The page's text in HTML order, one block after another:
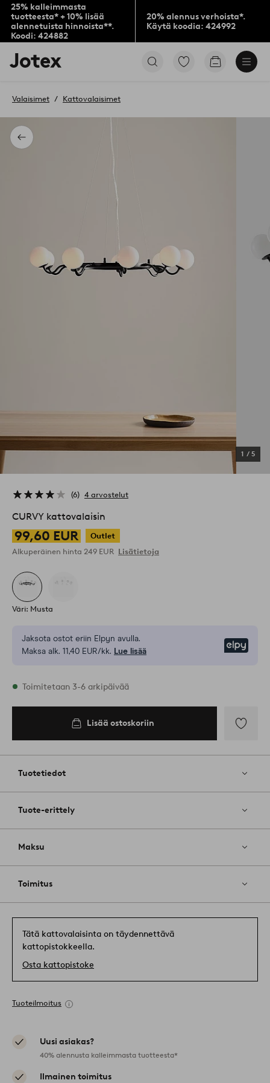
25% kalleimmasta
tuotteesta* + 10% lisää
alennetuista hinnoista**.
Koodi: 424882
20% alennus verhoista*.
Käytä koodia: 424992
Jotex-
logo
aloitussivulle
Siirry
Siirry
Takaisin
Valaisimet Kattovalaisimet
1 / 5
6 4 arvostelut
CURVY kattovalaisin
99,60 EUR
Outlet
Alkuperäinen hinta 249 EUR Lisätietoja
Väri: Musta
Jaksota ostot eriin Elpyn avulla.
Maksa alk. 11,40 EUR/kk. Lue lisää
Varastossa
Toimitetaan 3-6 arkipäivää
Lisää ostoskoriin
Tuotetiedot
Tuote-erittely
Maksu
Toimitus
Tätä kattovalaisinta on täydennettävä
kattopistokkeella.
Osta kattopistoke
Tuoteilmoitus
Uusi asiakas?
40% alennusta kalleimmasta tuotteesta*
Ilmainen toimitus